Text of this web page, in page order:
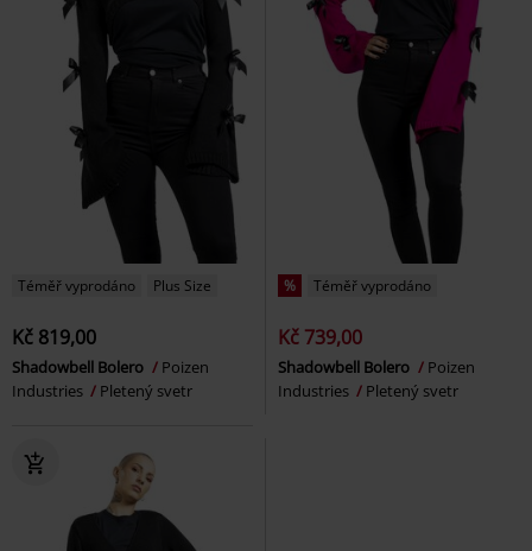
Téměř vyprodáno Plus Size
Kč 819,00
Shadowbell Bolero
Poizen
Industries
Pletený svetr
% Téměř vyprodáno
Kč 739,00
Shadowbell Bolero
Poizen
Industries
Pletený svetr